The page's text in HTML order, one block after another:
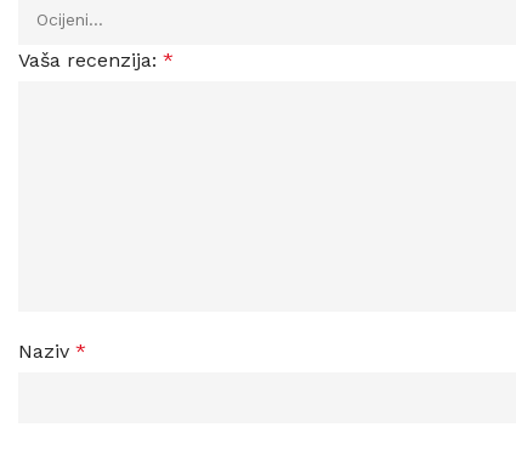
Vaša recenzija: *
Naziv *